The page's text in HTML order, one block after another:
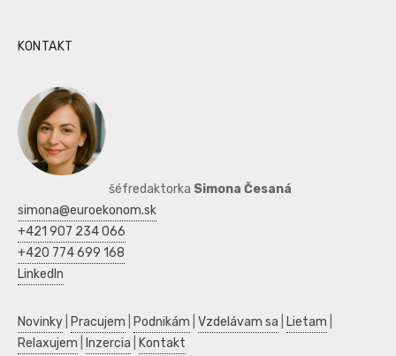
KONTAKT
šéfredaktorka Simona Česaná
simona@euroekonom.sk
+421 907 234 066
+420 774 699 168
LinkedIn
Novinky Pracujem Podnikám Vzdelávam sa Lietam
Relaxujem
Inzercia Kontakt